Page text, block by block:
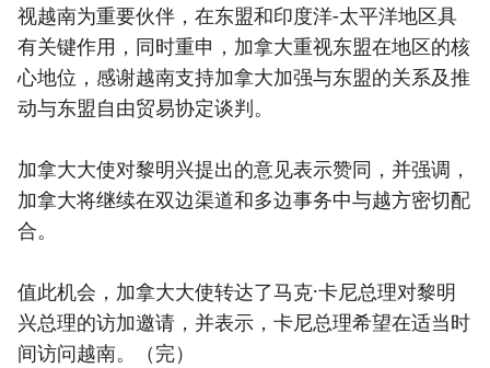
视越南为重要伙伴，在东盟和印度洋-太平洋地区具
有关键作用，同时重申，加拿大重视东盟在地区的核
心地位，感谢越南支持加拿大加强与东盟的关系及推
动与东盟自由贸易协定谈判。
加拿大大使对黎明兴提出的意见表示赞同，并强调，
加拿大将继续在双边渠道和多边事务中与越方密切配
合。
值此机会，加拿大大使转达了马克·卡尼总理对黎明
兴总理的访加邀请，并表示，卡尼总理希望在适当时
间访问越南。（完）